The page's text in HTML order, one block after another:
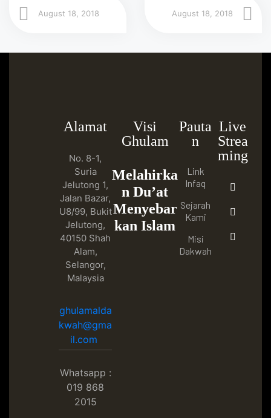
August 18, 2018 August 18, 2018
Alamat
No. 8-1,
Suria
Jelutong 1,
Jalan Bazar,
U8/99, Bukit
Jelutong,
40150 Shah
Alam,
Selangor,
Malaysia
ghulamalda
kwah@gma
il.com
Whatsapp :
019 868
2015
Visi
Ghulam
Melahirka
n Du’at
Menyebar
kan Islam
Pauta
n
Link
Infaq
Sejarah
Kami
Misi
Dakwah
Live
Strea
ming